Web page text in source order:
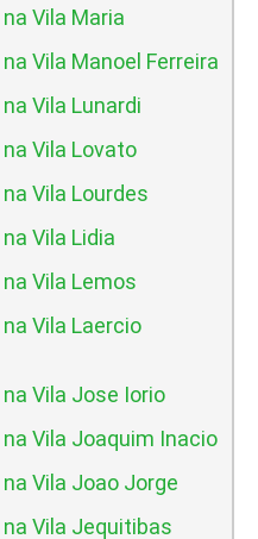
Vila Maria
Vila Manoel Ferreira
Vila Lunardi
Vila Lovato
Vila Lourdes
Vila Lidia
Vila Lemos
Vila Laercio
Vila Jose Iorio
Vila Joaquim Inacio
Vila Joao Jorge
Vila Jequitibas